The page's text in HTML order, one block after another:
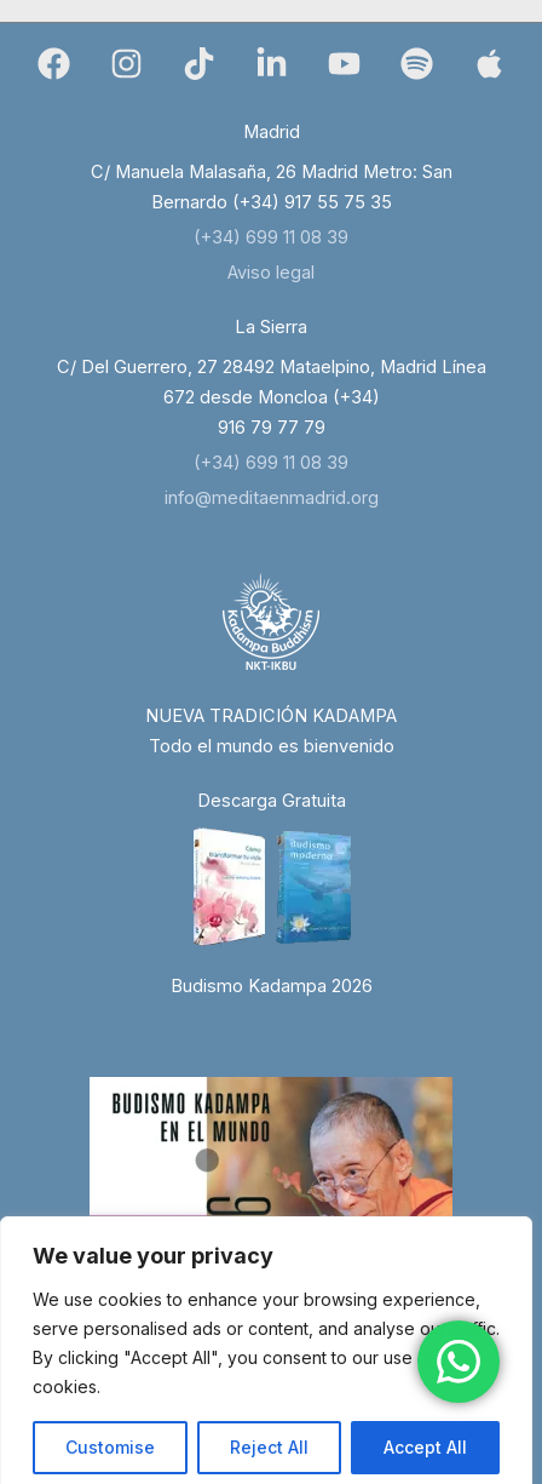
We value your privacy
We use cookies to enhance your browsing experience,
serve personalised ads or content, and analyse our traffic.
By clicking "Accept All", you consent to our use of
cookies.
Customise Reject All Accept All
Madrid
C/ Manuela Malasaña, 26 Madrid Metro: San
Bernardo (+34) 917 55 75 35
(+34) 699 11 08 39
Aviso legal
La Sierra
C/ Del Guerrero, 27 28492 Mataelpino, Madrid Línea
672 desde Moncloa (+34)
916 79 77 79
(+34) 699 11 08 39
info@meditaenmadrid.org
NUEVA TRADICIÓN KADAMPA
Todo el mundo es bienvenido
Descarga Gratuita
Budismo Kadampa 2026
© Copyright 2026 Entidad religiosa inscrita en el Ministerio de Justicia
con el número 1.044-SG – Miembro de la Nueva Tradición Kadampa –
Unión Internacional de Budismo Kadampa –